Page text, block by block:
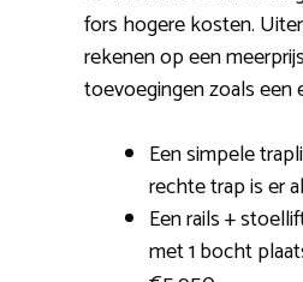
fors hogere kosten.
rekenen op een
toevoegingen zoals een
Een simpele
rechte trap is er
Een rails +
met 1 bocht